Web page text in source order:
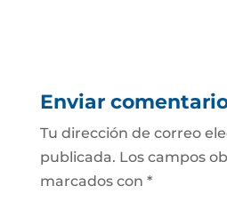
Enviar
Tu dirección de correo
publicada. Los campos
marcados con *